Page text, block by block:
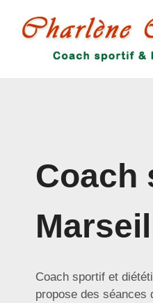
contenu
Coach
Coach sportif et
propose des séances